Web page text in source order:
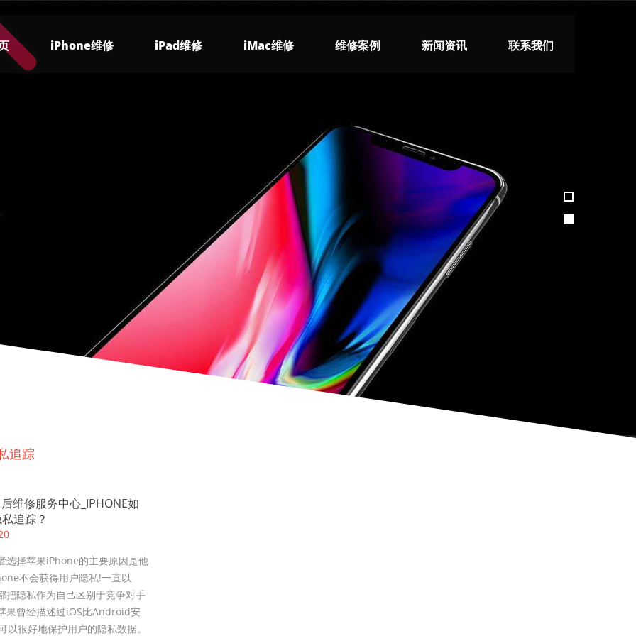
iPhone维修 iPad维修 iMac维修 维修案例 新闻资讯 联系我们
追踪
维修服务中心_IPHONE如
追踪？
选择苹果iPhone的主要原因是他
不会获得用户隐私!一直以
把隐私作为自己区别于竞争对手
果曾经描述过iOS比Android安
以很好地保护用户的隐私数据。